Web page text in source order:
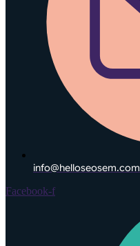
info@helloseosem.com
Facebook-f